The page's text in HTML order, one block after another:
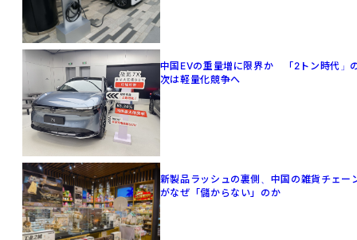
中国EVの重量増に限界か 「2トン時代」
次は軽量化競争へ
新製品ラッシュの裏側、中国の雑貨チェー
がなぜ「儲からない」のか